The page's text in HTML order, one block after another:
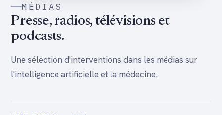
MÉDIAS
Presse, radios, télévisions et
podcasts.
Une sélection d'interventions dans les médias sur
l'intelligence artificielle et la médecine.